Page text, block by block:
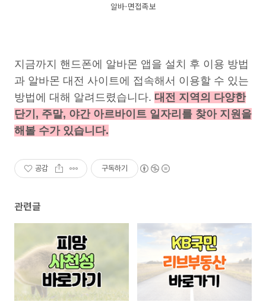
알바-면접족보
지금까지 핸드폰에 알바몬 앱을 설치 후 이용 방법
과 알바몬 대전 사이트에 접속해서 이용할 수 있는
방법에 대해 알려드렸습니다. 대전 지역의 다양한
단기, 주말, 야간 아르바이트 일자리를 찾아 지원을
해볼 수가 있습니다.
공감 구독하기
관련글